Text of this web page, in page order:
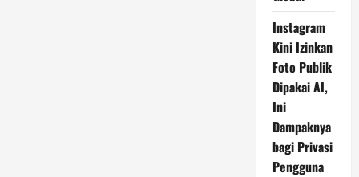
Instagram
Kini Izinkan
Foto Publik
Dipakai AI,
Ini
Dampaknya
bagi Privasi
Pengguna